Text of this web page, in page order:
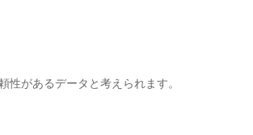
があるデータと考えられます。